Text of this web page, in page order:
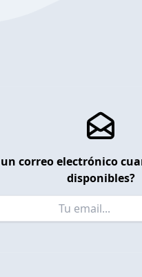
correo electrónico
disponibles?